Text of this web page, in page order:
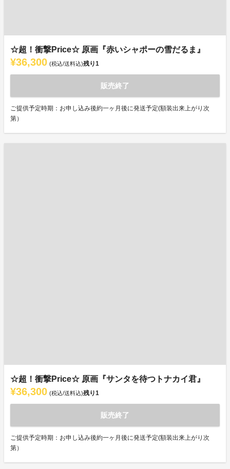
☆超！衝撃Price☆ 原画『赤いシャポーの雪だるま』
¥36,300 (税込/送料込)残り1
販売終了
ご提供予定時期：お申し込み後約一ヶ月後に発送予定(額装出来上がり次
第）
☆超！衝撃Price☆ 原画『サンタを待つトナカイ君』
¥36,300 (税込/送料込)残り1
販売終了
ご提供予定時期：お申し込み後約一ヶ月後に発送予定(額装出来上がり次
第）